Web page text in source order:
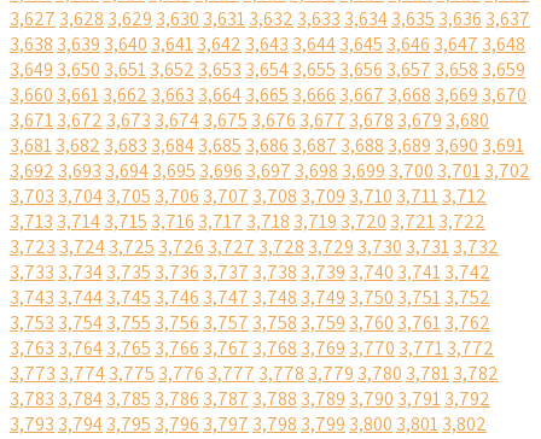
3,627 3,628 3,629 3,630 3,6313,632 3,633 3,6343,635 3,636 3,637
3,638 3,639 3,640 3,6413,642 3,643 3,6443,645 3,646 3,647 3,648
3,649 3,650 3,6513,652 3,653 3,6543,655 3,656 3,657 3,658 3,659
3,660 3,6613,662 3,663 3,6643,665 3,666 3,667 3,668 3,669 3,670
3,6713,672 3,673 3,6743,675 3,676 3,677 3,678 3,679 3,680
3,6813,682 3,683 3,6843,685 3,686 3,687 3,688 3,689 3,690 3,691
3,692 3,693 3,6943,695 3,696 3,697 3,698 3,699 3,700 3,7013,702
3,703 3,7043,705 3,706 3,707 3,708 3,709 3,710 3,7113,712
3,713 3,7143,715 3,716 3,717 3,718 3,719 3,720 3,7213,722
3,723 3,7243,725 3,726 3,727 3,728 3,729 3,730 3,7313,732
3,733 3,7343,735 3,736 3,737 3,738 3,739 3,740 3,7413,742
3,743 3,7443,745 3,746 3,747 3,748 3,749 3,750 3,7513,752
3,753 3,7543,755 3,756 3,757 3,758 3,759 3,760 3,7613,762
3,763 3,7643,765 3,766 3,767 3,768 3,769 3,770 3,7713,772
3,773 3,7743,775 3,776 3,777 3,778 3,779 3,780 3,7813,782
3,783 3,7843,785 3,786 3,787 3,788 3,789 3,790 3,7913,792
3,793 3,7943,795 3,796 3,797 3,798 3,799 3,800 3,8013,802